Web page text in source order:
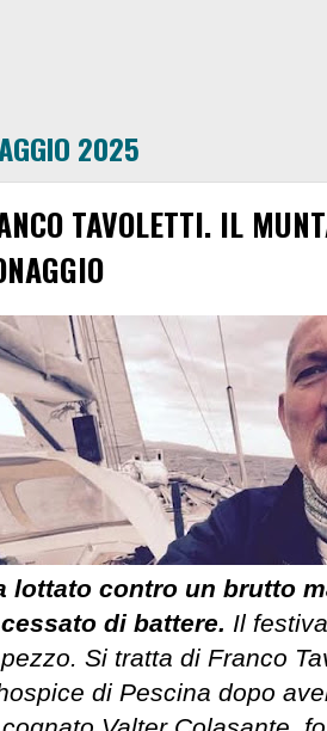
2025
TAVOLETTI. IL
lottato contro un brutto
di battere. Il
Si tratta di Franco
di Pescina dopo